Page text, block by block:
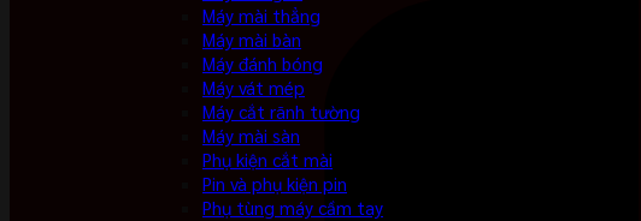
Máy mài thẳng
Máy mài bàn
Máy đánh bóng
Máy vát mép
Máy cắt rãnh tường
Máy mài sàn
Phụ kiện cắt mài
Pin và phụ kiện pin
Phụ tùng máy cầm tay